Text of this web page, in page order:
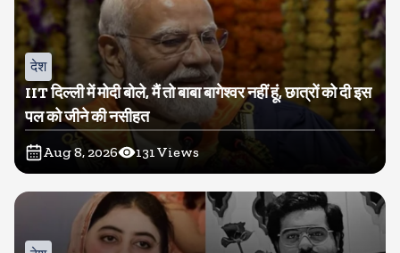
देश
IIT दिल्ली में मोदी बोले, मैं तो बाबा बागेश्वर नहीं हूं, छात्रों को दी इस
पल को जीने की नसीहत
Aug 8, 2026 131Views